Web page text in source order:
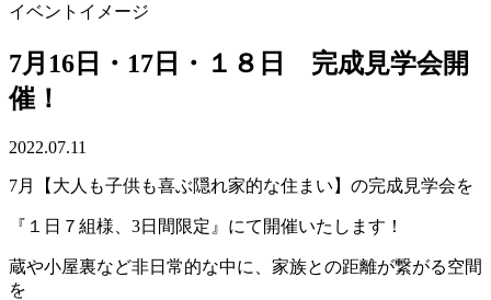
イベントイメージ
7月16日・17日・１８日 完成見学会開
催！
2022.07.11
7月【大人も子供も喜ぶ隠れ家的な住まい】の完成見学会を
『１日７組様、3日間限定』にて開催いたします！
蔵や小屋裏など非日常的な中に、家族との距離が繋がる空間
を